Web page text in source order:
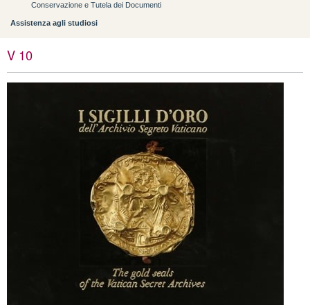
Conservazione e Tutela dei Documenti
Assistenza agli studiosi
V 10